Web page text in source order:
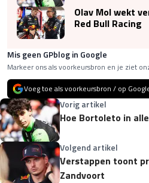
Olav Mol wekt
Red Bull Racing
Mis geen GPblog in Google
Markeer ons als voorkeursbron en je ziet
Voeg toe als voorkeursbron / op
Vorig artikel
Hoe Bortoleto in
Volgend artikel
Verstappen toont
Zandvoort